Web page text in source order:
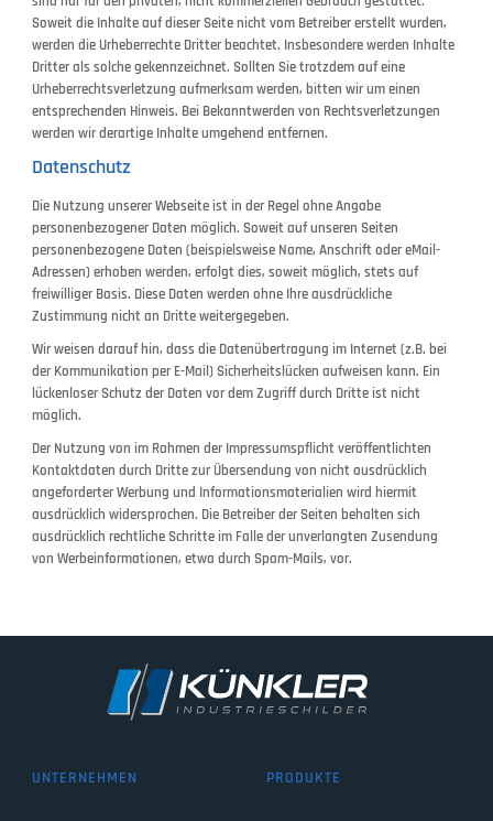
Soweit die Inhalte auf dieser Seite nicht vom Betreiber erstellt wurden,
werden die Urheberrechte Dritter beachtet. Insbesondere werden Inhalte
Dritter als solche gekennzeichnet. Sollten Sie trotzdem auf eine
Urheberrechtsverletzung aufmerksam werden, bitten wir um einen
entsprechenden Hinweis. Bei Bekanntwerden von Rechtsverletzungen
werden wir derartige Inhalte umgehend entfernen.
Datenschutz
Die Nutzung unserer Webseite ist in der Regel ohne Angabe
personenbezogener Daten möglich. Soweit auf unseren Seiten
personenbezogene Daten (beispielsweise Name, Anschrift oder eMail-
Adressen) erhoben werden, erfolgt dies, soweit möglich, stets auf
freiwilliger Basis. Diese Daten werden ohne Ihre ausdrückliche
Zustimmung nicht an Dritte weitergegeben.
Wir weisen darauf hin, dass die Datenübertragung im Internet (z.B. bei
der Kommunikation per E-Mail) Sicherheitslücken aufweisen kann. Ein
lückenloser Schutz der Daten vor dem Zugriff durch Dritte ist nicht
möglich.
Der Nutzung von im Rahmen der Impressumspflicht veröffentlichten
Kontaktdaten durch Dritte zur Übersendung von nicht ausdrücklich
angeforderter Werbung und Informationsmaterialien wird hiermit
ausdrücklich widersprochen. Die Betreiber der Seiten behalten sich
ausdrücklich rechtliche Schritte im Falle der unverlangten Zusendung
von Werbeinformationen, etwa durch Spam-Mails, vor.
UNTERNEHMEN PRODUKTE